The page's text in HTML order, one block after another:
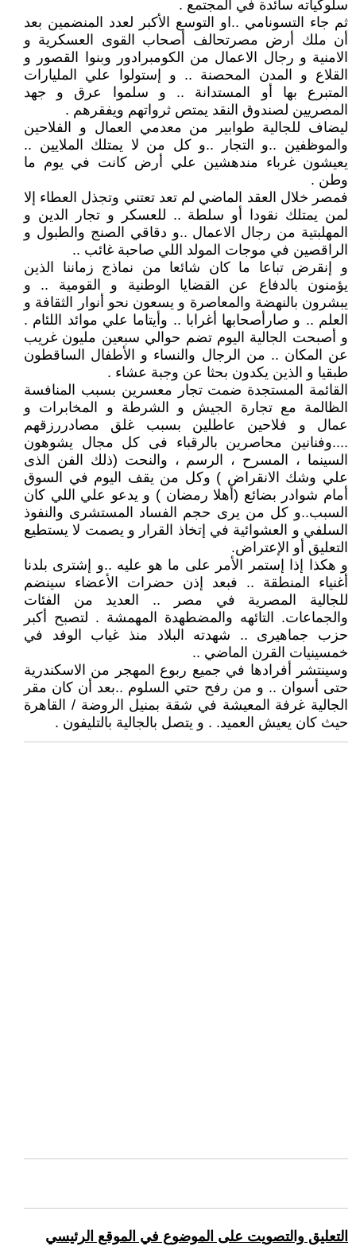
سلوكياته سائدة في المجتمع .
ثم جاء التسونامي ..او التوسع الأكبر لعدد المنضمين بعد
أن ملك أرض مصرتحالف أصحاب القوى العسكرية و
الامنية و رجال الاعمال من الكومبرادور وبنوا القصور و
القلاع و المدن المحصنة .. و إستولوا علي المليارات
المتبرع بها أو المستدانة .. و سلموا عرق و جهد
المصريين لصندوق النقد يمتص ثرواتهم ويفقرهم .
ليضاف للجالية طوابير من معدمي العمال و الفلاحين
والموظفين ..و التجار ..و كل من لا يمتلك الملايين ..
يعيشون غرباء مندهشين علي أرض كانت في يوم ما
وطن .
فمصر خلال العقد الماضي لم تعد تعتني وتجذل العطاء إلا
لمن يمتلك نقودا أو سلطة .. للعسكر و تجار الدين و
المهلبتية من رجال الاعمال ..و دقاقي الصنج والطبول و
الراقصين في موجات المولد اللي صاحبة غائب ..
و إنقرض تباعا ما كان شائعا من نماذج زماننا الذين
يؤمنون بالدفاع عن القضايا الوطنية و القومية .. و
يبشرون بالنهضة والمعاصرة و يسعون نحو أنوار الثقافة و
العلم .. و صارأصحابها أغرابا .. وأيتاما علي موائد اللئام .
و أصبحت الجالية اليوم تضم حوالي سبعين مليون غريب
عن المكان .. من الرجال والنساء و الأطفال الساقطون
طبقيا و الذين يكدون بحثا عن وجبة عشاء .
القائمة المستجدة ضمت تجار معسرين بسبب المنافسة
الظالمة مع تجارة الجيش و الشرطة و المخابرات و
عمال و فلاحين عاطلين بسبب غلق مصادررزقهم
....وفنانين محاصرين بالرقباء فى كل مجال يشوهون
السينما ، المسرح ، الرسم ، والنحت (ذلك الفن الذى
علي وشك الانقراض ) وكل من يقف اليوم في السوق
أمام شوادر بضائع (أهلا رمضان ) و يدعو علي اللي كان
السبب..و كل من يرى حجم الفساد المستشرى والنفوذ
السلفي و العشوائية في إتخاذ القرار و يصمت لا يستطيع
التعليق أو الإعتراض.
و هكذا إذا إستمر الأمر على ما هو عليه ..و إشترى بلدنا
أغنياء المنطقة .. فبعد إذن حضرات الأعضاء سينضم
للجالية المصرية في مصر .. العديد من الفئات
والجماعات. التائهه والمضطهدة المهمشة . لتصبح أكبر
حزب جماهيرى .. شهدته البلاد منذ غياب الوفد في
خمسينيات القرن الماضي ..
وسينتشر أفرادها في جميع ربوع المهجر من الاسكندرية
حتى أسوان .. و من رفح حتي السلوم ..بعد أن كان مقر
الجالية غرفة المعيشة في شقة بمنيل الروضة / القاهرة
حيث كان يعيش العميد. . و يتصل بالجالية بالتليفون .
التعليق والتصويت على الموضوع في الموقع الرئيسي